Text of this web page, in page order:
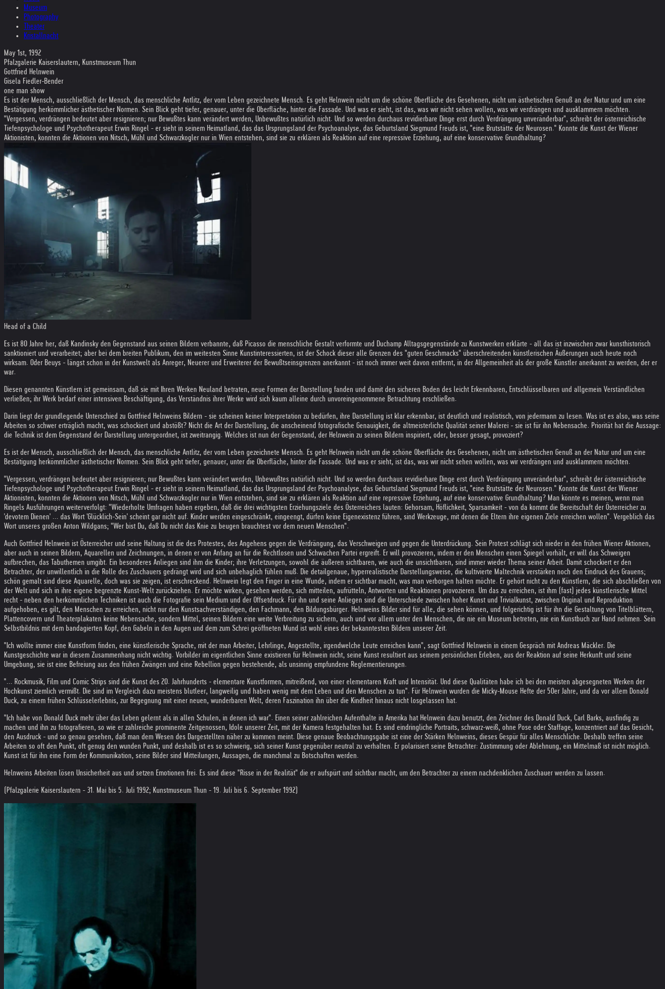
Museum
Photography
Theater
Kristallnacht
May 1st, 1992
Pfalzgalerie Kaiserslautern, Kunstmuseum Thun
Gottfried Helnwein
Gisela Fiedler-Bender
one man show
Es ist der Mensch, ausschließlich der Mensch, das menschliche Antlitz, der vom Leben gezeichnete Mensch. Es geht Helnwein nicht um die schöne Oberfläche des Gesehenen, nicht um ästhetischen Genuß an der Natur und um eine
Bestätigung herkömmlicher ästhetischer Normen. Sein Blick geht tiefer, genauer, unter die Oberfläche, hinter die Fassade. Und was er sieht, ist das, was wir nicht sehen wollen, was wir verdrängen und ausklammern möchten.
"Vergessen, verdrängen bedeutet aber resignieren; nur Bewußtes kann verändert werden, Unbewußtes natürlich nicht. Und so werden durchaus revidierbare Dinge erst durch Verdrängung unveränderbar", schreibt der österreichische
Tiefenpsychologe und Psychotherapeut Erwin Ringel - er sieht in seinem Heimatland, das das Ursprungsland der Psychoanalyse, das Geburtsland Siegmund Freuds ist, "eine Brutstätte der Neurosen." Konnte die Kunst der Wiener
Aktionisten, konnten die Aktionen von Nitsch, Mühl und Schwarzkogler nur in Wien entstehen, sind sie zu erklären als Reaktion auf eine repressive Erziehung, auf eine konservative Grundhaltung?
Head of a Child
Es ist 80 Jahre her, daß Kandinsky den Gegenstand aus seinen Bildern verbannte, daß Picasso die menschliche Gestalt verformte und Duchamp Alltagsgegenstände zu Kunstwerken erklärte - all das ist inzwischen zwar kunsthistorisch
sanktioniert und verarbeitet; aber bei dem breiten Publikum, den im weitesten Sinne Kunstinteressierten, ist der Schock dieser alle Grenzen des "guten Geschmacks" überschreitenden künstlerischen Äußerungen auch heute noch
wirksam. Oder Beuys - längst schon in der Kunstwelt als Anreger, Neuerer und Erweiterer der Bewußtseinsgrenzen anerkannt - ist noch immer weit davon entfernt, in der Allgemeinheit als der große Künstler anerkannt zu werden, der er
war.
Diesen genannten Künstlern ist gemeinsam, daß sie mit Ihren Werken Neuland betraten, neue Formen der Darstellung fanden und damit den sicheren Boden des leicht Erkennbaren, Entschlüsselbaren und allgemein Verständlichen
verließen; ihr Werk bedarf einer intensiven Beschäftigung, das Verständnis ihrer Werke wird sich kaum alleine durch unvoreingenommene Betrachtung erschließen.
Darin liegt der grundlegende Unterschied zu Gottfried Helnweins Bildern - sie scheinen keiner Interpretation zu bedürfen, ihre Darstellung ist klar erkennbar, ist deutlich und realistisch, von jedermann zu lesen. Was ist es also, was seine
Arbeiten so schwer erträglich macht, was schockiert und abstößt? Nicht die Art der Darstellung, die anscheinend fotografische Genauigkeit, die altmeisterliche Qualität seiner Malerei - sie ist für ihn Nebensache. Priorität hat die Aussage:
die Technik ist dem Gegenstand der Darstellung untergeordnet, ist zweitrangig. Welches ist nun der Gegenstand, der Helnwein zu seinen Bildern inspiriert, oder, besser gesagt, provoziert?
Es ist der Mensch, ausschließlich der Mensch, das menschliche Antlitz, der vom Leben gezeichnete Mensch. Es geht Helnwein nicht um die schöne Oberfläche des Gesehenen, nicht um ästhetischen Genuß an der Natur und um eine
Bestätigung herkömmlicher ästhetischer Normen. Sein Blick geht tiefer, genauer, unter die Oberfläche, hinter die Fassade. Und was er sieht, ist das, was wir nicht sehen wollen, was wir verdrängen und ausklammern möchten.
"Vergessen, verdrängen bedeutet aber resignieren; nur Bewußtes kann verändert werden, Unbewußtes natürlich nicht. Und so werden durchaus revidierbare Dinge erst durch Verdrängung unveränderbar", schreibt der österreichische
Tiefenpsychologe und Psychotherapeut Erwin Ringel - er sieht in seinem Heimatland, das das Ursprungsland der Psychoanalyse, das Geburtsland Siegmund Freuds ist, "eine Brutstätte der Neurosen." Konnte die Kunst der Wiener
Aktionisten, konnten die Aktionen von Nitsch, Mühl und Schwarzkogler nur in Wien entstehen, sind sie zu erklären als Reaktion auf eine repressive Erziehung, auf eine konservative Grundhaltung? Man könnte es meinen, wenn man
Ringels Ausführungen weiterverfolgt: "Wiederholte Umfragen haben ergeben, daß die drei wichtigsten Erziehungsziele des Österreichers lauten: Gehorsam, Höflichkeit, Sparsamkeit - von da kommt die Bereitschaft der Österreicher zu
'devotem Dienen' ... das Wort 'Glücklich-Sein' scheint gar nicht auf. Kinder werden eingeschränkt, eingeengt, dürfen keine Eigenexistenz führen, sind Werkzeuge, mit denen die Eltern ihre eigenen Ziele erreichen wollen". Vergeblich das
Wort unseres großen Anton Wildgans; "Wer bist Du, daß Du nicht das Knie zu beugen brauchtest vor dem neuen Menschen".
Auch Gottfried Helnwein ist Österreicher und seine Haltung ist die des Protestes, des Angehens gegen die Verdrängung, das Verschweigen und gegen die Unterdrückung. Sein Protest schlägt sich nieder in den frühen Wiener Aktionen,
aber auch in seinen Bildern, Aquarellen und Zeichnungen, in denen er von Anfang an für die Rechtlosen und Schwachen Partei ergreift. Er will provozieren, indem er den Menschen einen Spiegel vorhält, er will das Schweigen
aufbrechen, das Tabuthemen umgibt. Ein besonderes Anliegen sind ihm die Kinder; ihre Verletzungen, sowohl die äußeren sichtbaren, wie auch die unsichtbaren, sind immer wieder Thema seiner Arbeit. Damit schockiert er den
Betrachter, der unwillentlich in die Rolle des Zuschauers gedrängt wird und sich unbehaglich fühlen muß. Die detailgenaue, hyperrealistische Darstellungsweise, die kultivierte Maltechnik verstärken noch den Eindruck des Grauens;
schön gemalt sind diese Aquarelle, doch was sie zeigen, ist erschreckend. Helnwein legt den Finger in eine Wunde, indem er sichtbar macht, was man verborgen halten möchte. Er gehört nicht zu den Künstlern, die sich abschließen von
der Welt und sich in ihre eigene begrenzte Kunst-Welt zurückziehen. Er möchte wirken, gesehen werden, sich mitteilen, aufrütteln, Antworten und Reaktionen provozieren. Um das zu erreichen, ist ihm (fast) jedes künstlerische Mittel
recht - neben den herkömmlichen Techniken ist auch die Fotografie sein Medium und der Offsetdruck. Für ihn und seine Anliegen sind die Unterschiede zwischen hoher Kunst und Trivialkunst, zwischen Original und Reproduktion
aufgehoben, es gilt, den Menschen zu erreichen, nicht nur den Kunstsachverständigen, den Fachmann, den Bildungsbürger. Helnweins Bilder sind für alle, die sehen können, und folgerichtig ist für ihn die Gestaltung von Titelblättern,
Plattencovern und Theaterplakaten keine Nebensache, sondern Mittel, seinen Bildern eine weite Verbreitung zu sichern, auch und vor allem unter den Menschen, die nie ein Museum betreten, nie ein Kunstbuch zur Hand nehmen. Sein
Selbstbildnis mit dem bandagierten Kopf, den Gabeln in den Augen und dem zum Schrei geöffneten Mund ist wohl eines der bekanntesten Bildern unserer Zeit.
"Ich wollte immer eine Kunstform finden, eine künstlerische Sprache, mit der man Arbeiter, Lehrlinge, Angestellte, irgendwelche Leute erreichen kann", sagt Gottfried Helnwein in einem Gespräch mit Andreas Mäckler. Die
Kunstgeschichte war in diesem Zusammenhang nicht wichtig. Vorbilder im eigentlichen Sinne existieren für Helnwein nicht, seine Kunst resultiert aus seinem persönlichen Erleben, aus der Reaktion auf seine Herkunft und seine
Umgebung, sie ist eine Befreiung aus den frühen Zwängen und eine Rebellion gegen bestehende, als unsinnig empfundene Reglementierungen.
"... Rockmusik, Film und Comic Strips sind die Kunst des 20. Jahrhunderts - elementare Kunstformen, mitreißend, von einer elementaren Kraft und Intensität. Und diese Qualitäten habe ich bei den meisten abgesegneten Werken der
Hochkunst ziemlich vermißt. Die sind im Vergleich dazu meistens blutleer, langweilig und haben wenig mit dem Leben und den Menschen zu tun". Für Helnwein wurden die Micky-Mouse Hefte der 50er Jahre, und da vor allem Donald
Duck, zu einem frühen Schlüsselerlebnis, zur Begegnung mit einer neuen, wunderbaren Welt, deren Faszination ihn über die Kindheit hinaus nicht losgelassen hat.
"Ich habe von Donald Duck mehr über das Leben gelernt als in allen Schulen, in denen ich war". Einen seiner zahlreichen Aufenthalte in Amerika hat Helnwein dazu benutzt, den Zeichner des Donald Duck, Carl Barks, ausfindig zu
machen und ihn zu fotografieren, so wie er zahlreiche prominente Zeitgenossen, Idole unserer Zeit, mit der Kamera festgehalten hat. Es sind eindringliche Portraits, schwarz-weiß, ohne Pose oder Staffage, konzentriert auf das Gesicht,
den Ausdruck - und so genau gesehen, daß man dem Wesen des Dargestellten näher zu kommen meint. Diese genaue Beobachtungsgabe ist eine der Stärken Helnweins, dieses Gespür für alles Menschliche. Deshalb treffen seine
Arbeiten so oft den Punkt, oft genug den wunden Punkt, und deshalb ist es so schwierig, sich seiner Kunst gegenüber neutral zu verhalten. Er polarisiert seine Betrachter: Zustimmung oder Ablehnung, ein Mittelmaß ist nicht möglich.
Kunst ist für ihn eine Form der Kommunikation, seine Bilder sind Mitteilungen, Aussagen, die manchmal zu Botschaften werden.
Helnweins Arbeiten lösen Unsicherheit aus und setzen Emotionen frei. Es sind diese "Risse in der Realität" die er aufspürt und sichtbar macht, um den Betrachter zu einem nachdenklichen Zuschauer werden zu lassen.
(Pfalzgalerie Kaiserslautern - 31. Mai bis 5. Juli 1992; Kunstmuseum Thun - 19. Juli bis 6. September 1992)